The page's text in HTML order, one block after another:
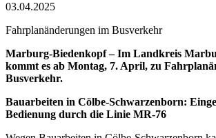
03.04.2025
Fahrplanänderungen im Busverkehr
Marburg-Biedenkopf – Im Landkreis
kommt es ab Montag, 7. April, zu
Busverkehr.
Bauarbeiten in Cölbe-Schwarzenborn:
Bedienung durch die Linie MR-76